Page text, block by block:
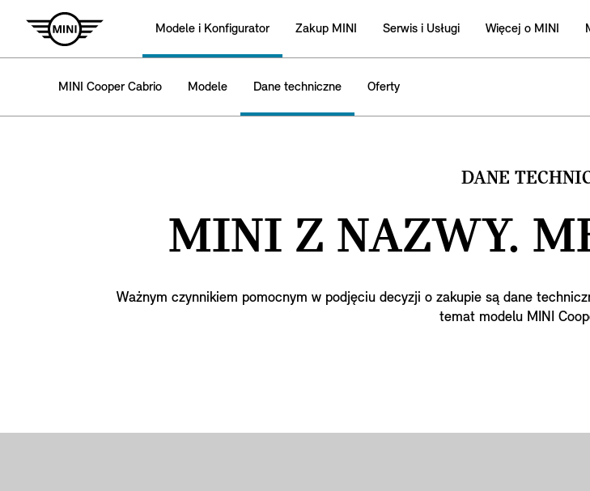
Modele i Konfigurator Zakup MINI Serwis i Usługi Więcej o MINI
MINI Cooper Cabrio Modele Dane techniczne Oferty
DANE
MINI Z NAZWY.
Ważnym czynnikiem pomocnym w podjęciu decyzji o zakupie są dane
temat modelu MINI